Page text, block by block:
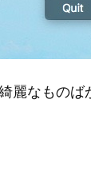
麗なもの